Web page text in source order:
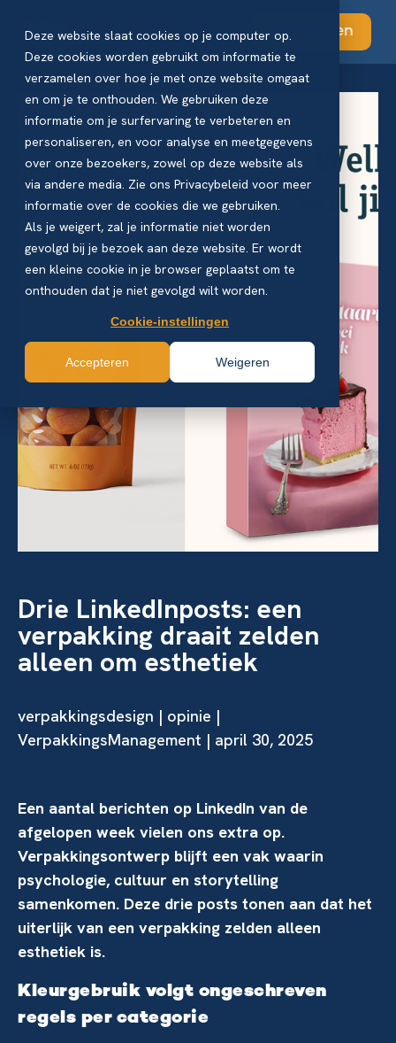
Deze website slaat cookies op je computer op.
Deze cookies worden gebruikt om informatie te
verzamelen over hoe je met onze website omgaat
en om je te onthouden. We gebruiken deze
informatie om je surfervaring te verbeteren en
personaliseren, en voor analyse en meetgegevens
over onze bezoekers, zowel op deze website als
via andere media. Zie ons Privacybeleid voor meer
informatie over de cookies die we gebruiken.
Als je weigert, zal je informatie niet worden
gevolgd bij je bezoek aan deze website. Er wordt
een kleine cookie in je browser geplaatst om te
onthouden dat je niet gevolgd wilt worden.
Cookie-instellingen
Accepteren Weigeren
Abonneren
Drie LinkedInposts: een
verpakking draait zelden
alleen om esthetiek
verpakkingsdesign | opinie |
VerpakkingsManagement | april 30, 2025
Een aantal berichten op LinkedIn van de
afgelopen week vielen ons extra op.
Verpakkingsontwerp blijft een vak waarin
psychologie, cultuur en storytelling
samenkomen. Deze drie posts tonen aan dat het
uiterlijk van een verpakking zelden alleen
esthetiek is.
Kleurgebruik volgt ongeschreven
regels per categorie